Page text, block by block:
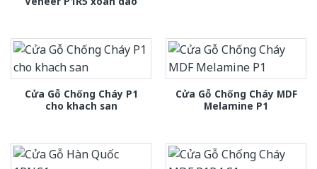
Cửa Gỗ Chống Cháy P1
cho khach san
Cửa Gỗ Chống Cháy MDF
Melamine P1